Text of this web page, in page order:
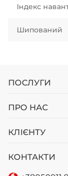
Індекс
Шипований
ПОСЛУГИ
ПРО НАС
КЛІЄНТУ
КОНТАКТИ